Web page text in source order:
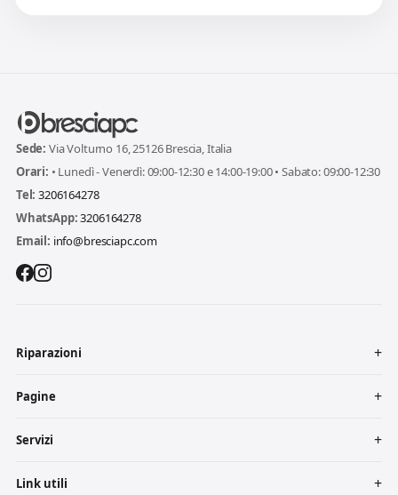
Sede: Via Volturno 16, 25126 Brescia, Italia
Orari: • Lunedì - Venerdì: 09:00-12:30 e 14:00-19:00 • Sabato: 09:00-12:30
Tel: 3206164278
WhatsApp:3206164278
Email: info@bresciapc.com
Riparazioni
Pagine
Servizi
Link utili